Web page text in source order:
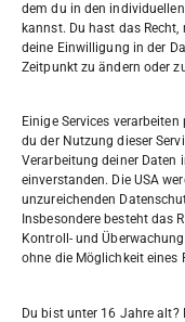
dem du in den
kannst. Du hast das
deine Einwilligung in der
Zeitpunkt zu ändern oder
Einige Services
du der Nutzung dieser
Verarbeitung deiner Daten
einverstanden. Die USA
unzureichenden
Insbesondere besteht das
Kontroll- und
ohne die Möglichkeit eines
Du bist unter 16 Jahre
Willi-
12207
030
Schul- und